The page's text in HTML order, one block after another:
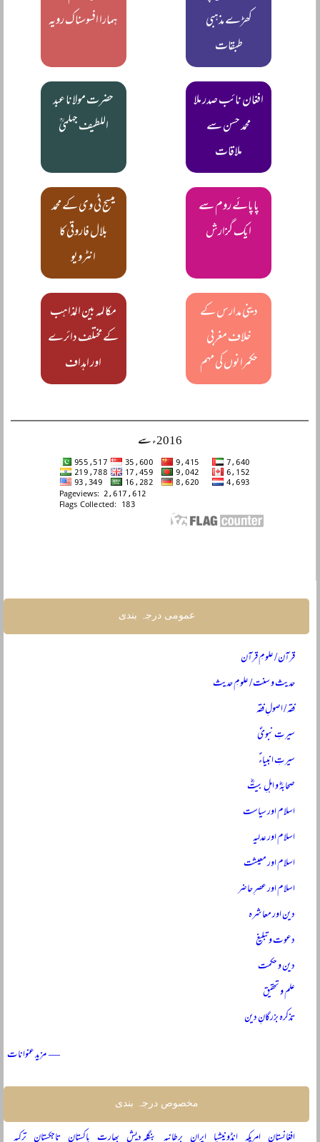
کھڑے مذہبی
طبقات
ہمارا افسوسناک رویہ
افغان نائب صدر ملا
محمد حسن سے
ملاقات
حضرت مولانا عبد
اللطیف جہلمیؒ
پاپائے روم سے
ایک گزارش
میسج ٹی وی کے محمد
بلال فاروقی کا
انٹرویو
دینی مدارس کے
خلاف مغربی
حکمرانوں کی مہم
مکالمہ بین المذاہب
کے مختلف دائرے
اور اہداف
2016ء سے
عمومی درجہ بندی
قرآن / علومِ قرآن
حدیث و سنت / علومِ حدیث
فقہ / اصولِ فقہ
سیرتِ نبویؐ
سیرتِ انبیاءؑ
صحابہؓ و اہلِ بیتؓ
اسلام اور سیاست
اسلام اور عدلیہ
اسلام اور معیشت
اسلام اور عصرِ حاضر
دین اور معاشرہ
دعوت و تبلیغ
دین و حکمت
علم و تحقیق
تذکرہ بزرگانِ دین
— مزید عنوانات
مخصوص درجہ بندی
افغانستان امریکہ انڈونیشیا ایران برطانیہ بنگلہ دیش بھارت پاکستان تاجکستان ترکیہ